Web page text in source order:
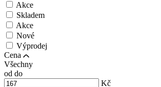
Akce
Skladem
Akce
Nové
Výprodej
Cena
Všechny
od do
Kč